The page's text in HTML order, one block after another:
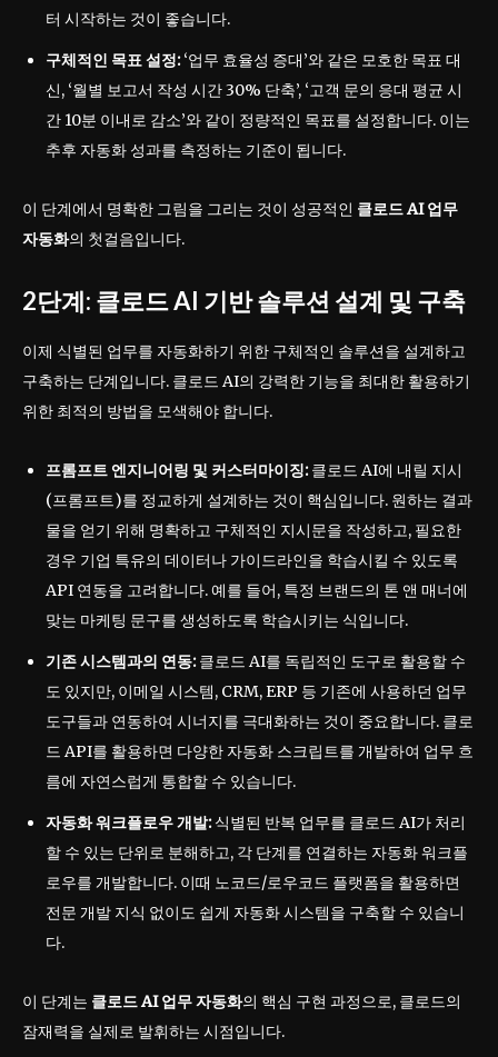
터 시작하는 것이 좋습니다.
구체적인 목표 설정:‘업무 효율성 증대’와 같은 모호한 목표 대
신, ‘월별 보고서 작성 시간 30% 단축’, ‘고객 문의 응대 평균 시
간 10분 이내로 감소’와 같이 정량적인 목표를 설정합니다. 이는
추후 자동화 성과를 측정하는 기준이 됩니다.
이 단계에서 명확한 그림을 그리는 것이 성공적인 클로드 AI 업무
자동화의 첫걸음입니다.
2단계: 클로드 AI 기반 솔루션 설계 및 구축
이제 식별된 업무를 자동화하기 위한 구체적인 솔루션을 설계하고
구축하는 단계입니다. 클로드 AI의 강력한 기능을 최대한 활용하기
위한 최적의 방법을 모색해야 합니다.
프롬프트 엔지니어링 및 커스터마이징:클로드 AI에 내릴 지시
(프롬프트)를 정교하게 설계하는 것이 핵심입니다. 원하는 결과
물을 얻기 위해 명확하고 구체적인 지시문을 작성하고, 필요한
경우 기업 특유의 데이터나 가이드라인을 학습시킬 수 있도록
API 연동을 고려합니다. 예를 들어, 특정 브랜드의 톤 앤 매너에
맞는 마케팅 문구를 생성하도록 학습시키는 식입니다.
기존 시스템과의 연동:클로드 AI를 독립적인 도구로 활용할 수
도 있지만, 이메일 시스템, CRM, ERP 등 기존에 사용하던 업무
도구들과 연동하여 시너지를 극대화하는 것이 중요합니다. 클로
드 API를 활용하면 다양한 자동화 스크립트를 개발하여 업무 흐
름에 자연스럽게 통합할 수 있습니다.
자동화 워크플로우 개발:식별된 반복 업무를 클로드 AI가 처리
할 수 있는 단위로 분해하고, 각 단계를 연결하는 자동화 워크플
로우를 개발합니다. 이때 노코드/로우코드 플랫폼을 활용하면
전문 개발 지식 없이도 쉽게 자동화 시스템을 구축할 수 있습니
다.
이 단계는 클로드 AI 업무 자동화의 핵심 구현 과정으로, 클로드의
잠재력을 실제로 발휘하는 시점입니다.